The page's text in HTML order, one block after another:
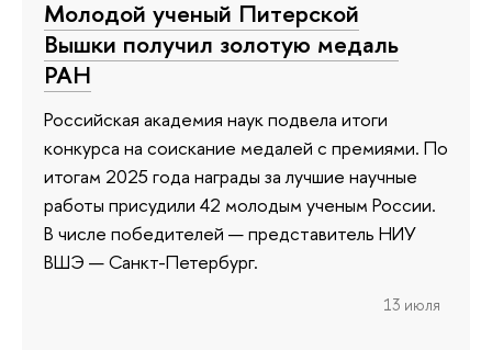
Молодой ученый Питерской
Вышки получил золотую медаль
РАН
Российская академия наук подвела итоги
конкурса на соискание медалей с премиями. По
итогам 2025 года награды за лучшие научные
работы присудили 42 молодым ученым России.
В числе победителей — представитель НИУ
ВШЭ — Санкт-Петербург.
13 июля